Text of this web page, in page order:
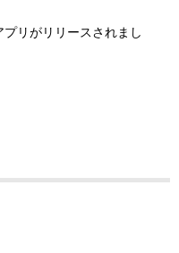
プリがリリースされまし